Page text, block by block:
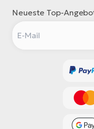
Neueste Top-